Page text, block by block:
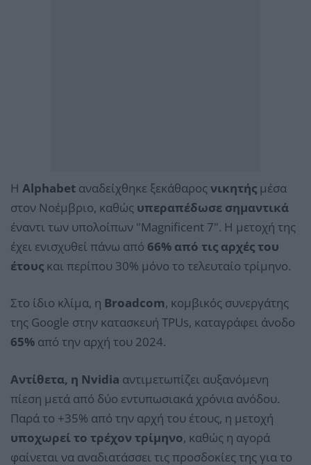
Η Alphabet αναδείχθηκε ξεκάθαρος νικητής μέσα
στον Νοέμβριο, καθώς υπεραπέδωσε σημαντικά
έναντι των υπολοίπων "Magnificent 7". Η μετοχή της
έχει ενισχυθεί πάνω από 66% από τις αρχές του
έτους και περίπου 30% μόνο το τελευταίο τρίμηνο.
Στο ίδιο κλίμα, η Broadcom, κομβικός συνεργάτης
της Google στην κατασκευή TPUs, καταγράφει άνοδο
65% από την αρχή του 2024.
Αντίθετα, η Nvidia αντιμετωπίζει αυξανόμενη
πίεση μετά από δύο εντυπωσιακά χρόνια ανόδου.
Παρά το +35% από την αρχή του έτους, η μετοχή
υποχωρεί το τρέχον τρίμηνο, καθώς η αγορά
φαίνεται να αναδιατάσσει τις προσδοκίες της για το